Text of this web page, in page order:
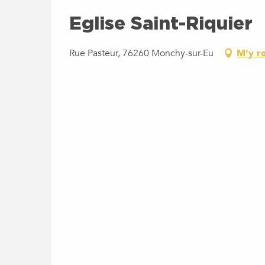
Eglise Saint-Riquier
Rue Pasteur, 76260 Monchy-sur-Eu M'y